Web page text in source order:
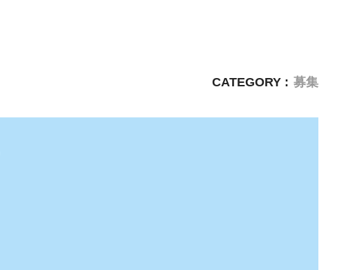
CATEGORY : 募集